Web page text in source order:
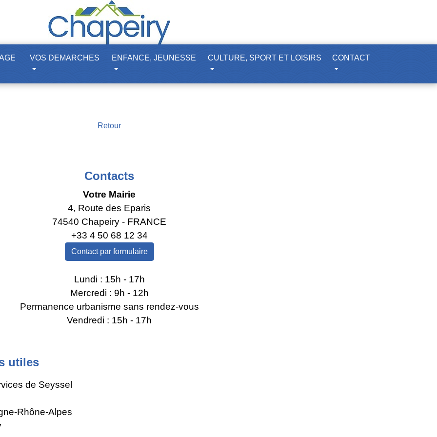
VOS DEMARCHES ENFANCE, JEUNESSE CULTURE, SPORT ET LOISIRS CONTACT
Retour
Contacts
Votre Mairie
4, Route des Eparis
74540 Chapeiry - FRANCE
+33 4 50 68 12 34
Contact par formulaire
Lundi : 15h - 17h
Mercredi : 9h - 12h
Permanence urbanisme sans rendez-vous
Vendredi : 15h - 17h
utiles
de Seyssel
Rhône-Alpes